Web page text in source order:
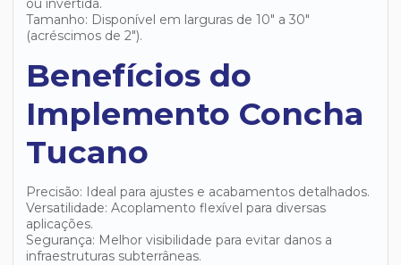
ou invertida.
Tamanho: Disponível em larguras de 10" a 30"
(acréscimos de 2").
Benefícios do
Implemento Concha
Tucano
Precisão: Ideal para ajustes e acabamentos detalhados.
Versatilidade: Acoplamento flexível para diversas
aplicações.
Segurança: Melhor visibilidade para evitar danos a
infraestruturas subterrâneas.